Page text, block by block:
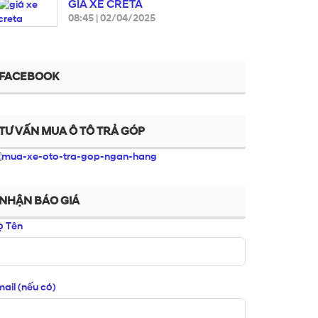
GIÁ XE CRETA
08:45 |02/04/2025
VẤN MUA Ô TÔ TRẢ GÓP
BÁO GIÁ
Tên
(nếu có)